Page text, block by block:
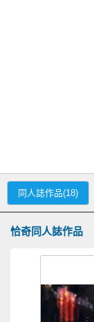
同人誌作品(18)
恰奇同人誌作品